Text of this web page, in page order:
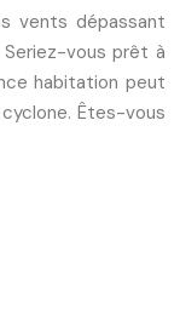
vents dépassant
vous prêt à
habitation peut
Êtes-vous